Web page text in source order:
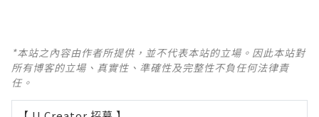
*本站之內容由作者所提供，並不代表本站的立場。因此本站對
所有博客的立場、真實性、準確性及完整性不負任何法律責
任。